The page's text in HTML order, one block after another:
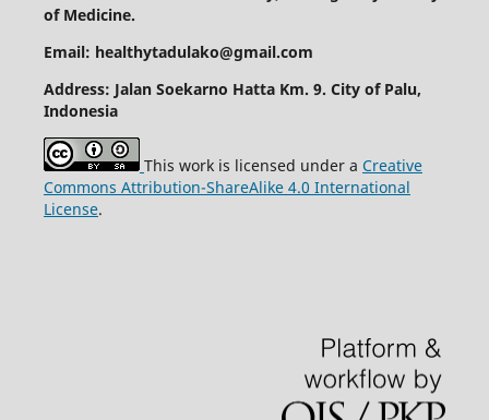
of Medicine.
Email: healthytadulako@gmail.com
Address: Jalan Soekarno Hatta Km. 9. City of Palu,
Indonesia
This work is licensed under a Creative
Commons Attribution-ShareAlike 4.0 International
License.